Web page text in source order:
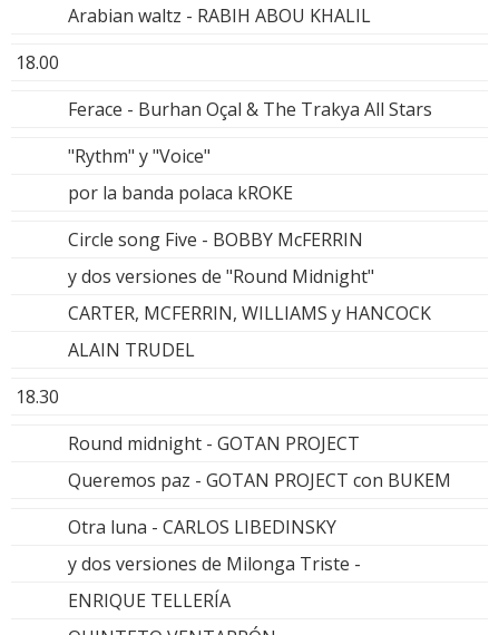
Arabian waltz - RABIH ABOU KHALIL
18.00
Ferace - Burhan Oçal & The Trakya All Stars
"Rythm" y "Voice"
por la banda polaca kROKE
Circle song Five - BOBBY McFERRIN
y dos versiones de "Round Midnight"
CARTER, MCFERRIN, WILLIAMS y HANCOCK
ALAIN TRUDEL
18.30
Round midnight - GOTAN PROJECT
Queremos paz - GOTAN PROJECT con BUKEM
Otra luna - CARLOS LIBEDINSKY
y dos versiones de Milonga Triste -
ENRIQUE TELLERÍA